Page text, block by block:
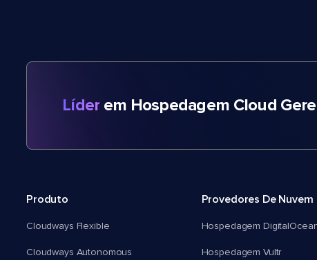
Líder em Hospedagem Cloud
Produto
Cloudways Flexible
Cloudways Autonomous
Provedores De Nuvem
Hospedagem
Hospedagem Vultr